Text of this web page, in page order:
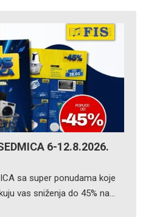
6-12.8.2026.
sa super ponudama koje
vas sniženja do 45% na…